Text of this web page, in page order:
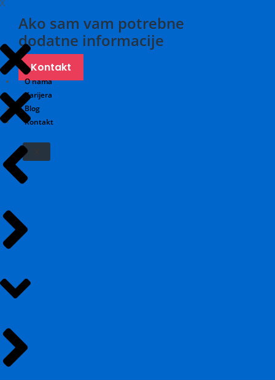
Ako sam vam potrebne
dodatne informacije
Kontakt
O nama
Karijera
Blog
Kontakt
X